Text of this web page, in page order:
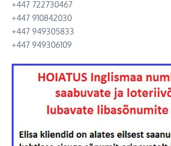
+447 722730467
+447 910842030
+447 949305833
+447 949306109